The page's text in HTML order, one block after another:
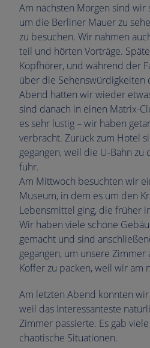
Am nächsten Morgen sind wir
um die Berliner Mauer zu
zu besuchen. Wir nahmen
teil und hörten Vorträge.
Kopfhörer, und während der
über die Sehenswürdigkeiten
Abend hatten wir wieder
sind danach in einen Matrix-
es sehr lustig – wir haben
verbracht. Zurück zum Hotel
gegangen, weil die U-Bahn
fuhr.
Am Mittwoch besuchten wir
Museum, in dem es um den
Lebensmittel ging, die früher
Wir haben viele schöne
gemacht und sind
gegangen, um unsere
Koffer zu packen, weil wir am
Am letzten Abend konnten
weil das Interessanteste
Zimmer passierte. Es gab
chaotische Situationen.